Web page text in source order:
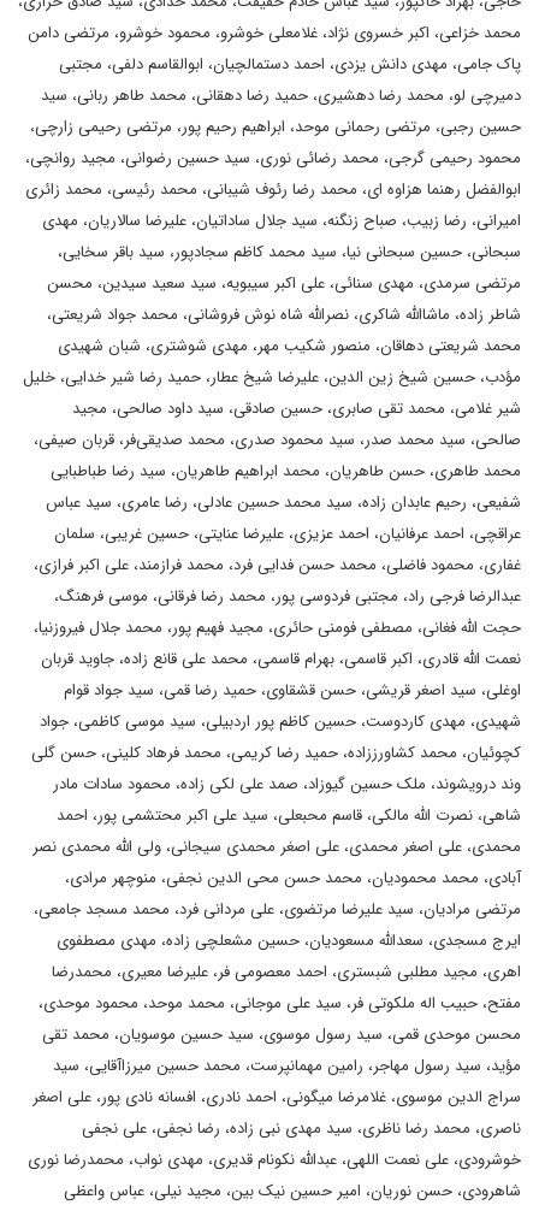
محمد خزاعی، اکبر خسروی نژاد، غلامعلی خوشرو، محمود خوشرو، مرتضی دامن
پاک جامی، مهدی دانش یزدی، احمد دستمالچیان، ابوالقاسم دلفی، مجتبی
دمیرچی لو، محمد رضا دهشیری، حمید رضا دهقانی، محمد طاهر ربانی، سید
حسین رجبی، مرتضی رحمانی موحد، ابراهیم رحیم پور، مرتضی رحیمی زارچی،
محمود رحیمی گرجی، محمد رضائی نوری، سید حسین رضوانی، مجید روانچی،
ابوالفضل رهنما هزاوه ای، محمد رضا رئوف شیبانی، محمد رئیسی، محمد زائری
امیرانی، رضا زبیب، صباح زنگنه، سید جلال ساداتیان، علیرضا سالاریان، مهدی
سبحانی، حسین سبحانی نیا، سید محمد کاظم سجادپور، سید باقر سخایی،
مرتضی سرمدی، مهدی سنائی، علی اکبر سیبویه، سید سعید سیدین، محسن
شاطر زاده، ماشاالله شاکری، نصرالله شاه نوش فروشانی، محمد جواد شریعتی،
محمد شریعتی دهاقان، منصور شکیب مهر، مهدی شوشتری، شبان شهیدی
مؤدب، حسین شیخ زین الدین، علیرضا شیخ عطار، حمید رضا شیر خدایی، خلیل
شیر غلامی، محمد تقی صابری، حسین صادقی، سید داود صالحی، مجید
صالحی، سید محمد صدر، سید محمود صدری، محمد صدیقی‌فر، قربان صیفی،
محمد طاهری، حسن طاهریان، محمد ابراهیم طاهریان، سید رضا طباطبایی
شفیعی، رحیم عابدان زاده، سید محمد حسین عادلی، رضا عامری، سید عباس
عراقچی، احمد عرفانیان، احمد عزیزی، علیرضا عنایتی، حسین غریبی، سلمان
غفاری، محمود فاضلی، محمد حسن فدایی فرد، محمد فرازمند، علی اکبر فرازی،
عبدالرضا فرجی راد، مجتبی فردوسی پور، محمد رضا فرقانی، موسی فرهنگ،
حجت الله فغانی، مصطفی فومنی حائری، مجید فهیم پور، محمد جلال فیروزنیا،
نعمت الله قادری، اکبر قاسمی، بهرام قاسمی، محمد علی قانع زاده، جاوید قربان
اوغلی، سید اصغر قریشی، حسن قشقاوی، حمید رضا قمی، سید جواد قوام
شهیدی، مهدی کاردوست، حسین کاظم پور اردبیلی، سید موسی کاظمی، جواد
کچوئیان، محمد کشاورززاده، حمید رضا کریمی، محمد فرهاد کلینی، حسن گلی
وند درویشوند، ملک حسین گیوزاد، صمد علی لکی زاده، محمود سادات مادر
شاهی، نصرت الله مالکی، قاسم محبعلی، سید علی اکبر محتشمی پور، احمد
محمدی، علی اصغر محمدی، علی اصغر محمدی سیجانی، ولی الله محمدی نصر
آبادی، محمد محمودیان، محمد حسن محی الدین نجفی، منوچهر مرادی،
مرتضی مرادیان، سید علیرضا مرتضوی، علی مردانی فرد، محمد مسجد جامعی،
ایرج مسجدی، سعدالله مسعودیان، حسین مشعلچی زاده، مهدی مصطفوی
اهری، مجید مطلبی شبستری، احمد معصومی فر، علیرضا معیری، محمدرضا
مفتح، حبیب اله ملکوتی فر، سید علی موجانی، محمد موحد، محمود موحدی،
محسن موحدی قمی، سید رسول موسوی، سید حسین موسویان، محمد تقی
مؤید، سید رسول مهاجر، رامین مهمانپرست، محمد حسین میرزاآقایی، سید
سراج الدین موسوی، غلامرضا میگونی، احمد نادری، افسانه نادی پور، علی اصغر
ناصری، محمد رضا ناظری، سید مهدی نبی زاده، رضا نجفی، علی نجفی
خوشرودی، علی نعمت اللهی، عبدالله نکونام قدیری، مهدی نواب، محمدرضا نوری
شاهرودی، حسن نوریان، امیر حسین نیک بین، مجید نیلی، عباس واعظی